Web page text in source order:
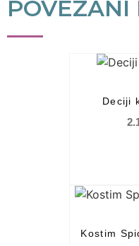
POVEZANI
Deciji
Kostim